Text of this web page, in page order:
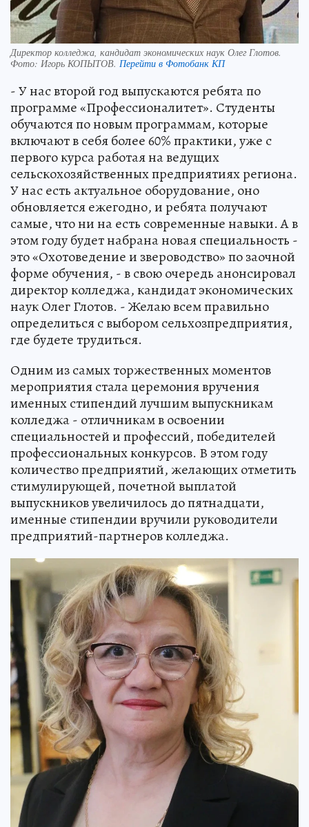
Директор колледжа, кандидат экономических наук Олег Глотов.
Фото: Игорь КОПЫТОВ. Перейти в Фотобанк КП
- У нас второй год выпускаются ребята по
программе «Профессионалитет». Студенты
обучаются по новым программам, которые
включают в себя более 60% практики, уже с
первого курса работая на ведущих
сельскохозяйственных предприятиях региона.
У нас есть актуальное оборудование, оно
обновляется ежегодно, и ребята получают
самые, что ни на есть современные навыки. А в
этом году будет набрана новая специальность -
это «Охотоведение и звероводство» по заочной
форме обучения, - в свою очередь анонсировал
директор колледжа, кандидат экономических
наук Олег Глотов. - Желаю всем правильно
определиться с выбором сельхозпредприятия,
где будете трудиться.
Одним из самых торжественных моментов
мероприятия стала церемония вручения
именных стипендий лучшим выпускникам
колледжа - отличникам в освоении
специальностей и профессий, победителей
профессиональных конкурсов. В этом году
количество предприятий, желающих отметить
стимулирующей, почетной выплатой
выпускников увеличилось до пятнадцати,
именные стипендии вручили руководители
предприятий-партнеров колледжа.